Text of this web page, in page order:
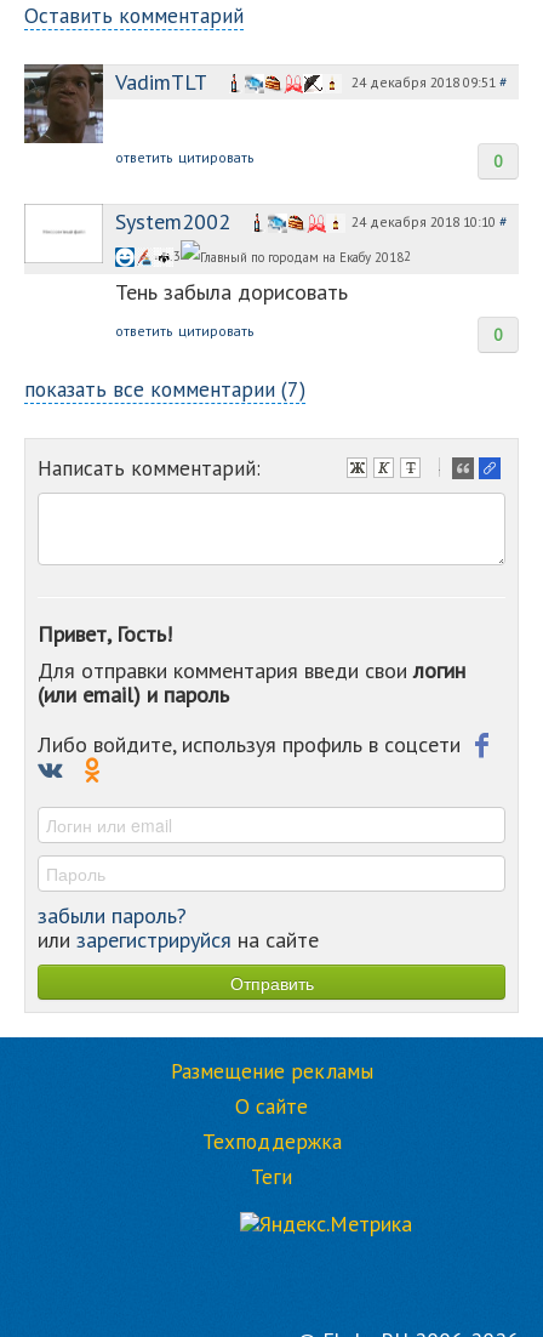
Оставить комментарий
VadimTLT 24 декабря 2018 09:51 #
0
ответить цитировать
System2002 24 декабря 2018 10:10 #
3 2
Тень забыла дорисовать
0
ответить цитировать
показать все комментарии (7)
Написать комментарий:
-
-
-
-
-
Привет, Гость!
Для отправки комментария введи своилогин
(или email) и пароль
Либо войдите, используя профиль в соцсети
забыли пароль?
или зарегистрируйся на сайте
Размещение рекламы
О сайте
Техподдержка
Теги